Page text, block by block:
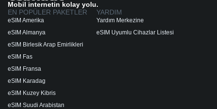
Mobil internetin kolay yolu.
EN POPÜLER PAKETLER
eSIM Amerika
eSIM Almanya
eSIM Birlesik Arap Emirlikleri
eSIM Fas
eSIM Fransa
eSIM Karadag
eSIM Kuzey Kibris
eSIM Suudi Arabistan
YARDIM
Yardım Merkezine
eSIM Uyumlu Cihazlar Listesi